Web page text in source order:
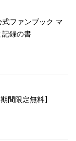
ファンブック マ
記録の書
間限定無料】